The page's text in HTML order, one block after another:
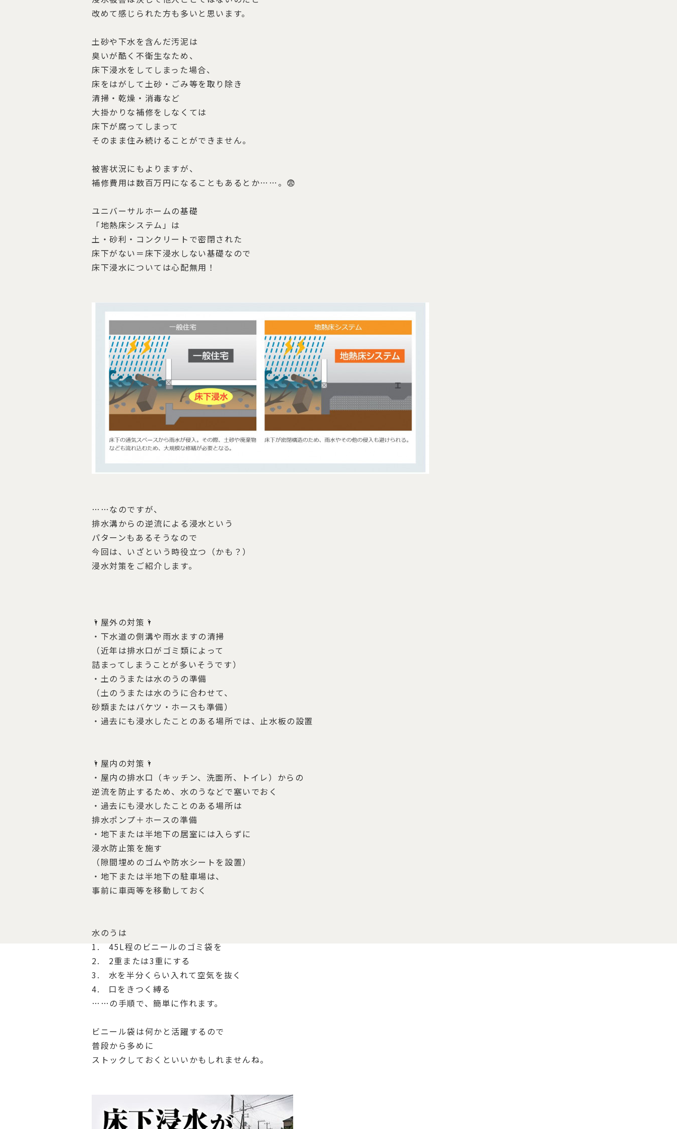
改めて感じられた方も多いと思います。
土砂や下水を含んだ汚泥は
臭いが酷く不衛生なため、
床下浸水をしてしまった場合、
床をはがして土砂・ごみ等を取り除き
清掃・乾燥・消毒など
大掛かりな補修をしなくては
床下が腐ってしまって
そのまま住み続けることができません。
被害状況にもよりますが、
補修費用は数百万円になることもあるとか……。😨
ユニバーサルホームの基礎
「地熱床システム」 は
土・砂利・コンクリートで密閉された
床下がない＝床下浸水しない基礎なので
床下浸水については心配無用！
……なのですが、
排水溝からの逆流による浸水という
パターンもあるそうなので
今回は、いざという時役立つ（かも？）
浸水対策をご紹介します。
🌂 屋外の対策🌂
・下水道の側溝や雨水ますの清掃
（近年は排水口がゴミ類によって
詰まってしまうことが多いそうです）
・土のうまたは水のうの準備
（土のうまたは水のうに合わせて、
砂類またはバケツ・ホースも準備）
・過去にも浸水したことのある場所では、止水板の設置
🌂屋内の対策🌂
・屋内の排水口（キッチン、洗面所、トイレ）からの
逆流を防止するため、水のうなどで塞いでおく
・過去にも浸水したことのある場所は
排水ポンプ＋ホースの準備
・地下または半地下の居室には入らずに
浸水防止策を施す
（隙間埋めのゴムや防水シートを設置）
・地下または半地下の駐車場は、
事前に車両等を移動しておく
水のうは
1. 45L程のビニールのゴミ袋を
2. 2重または3重にする
3. 水を半分くらい入れて空気を抜く
4. 口をきつく縛る
……の手順で、簡単に作れます。
ビニール袋は何かと活躍するので
普段から多めに
ストックしておくといいかもしれませんね。